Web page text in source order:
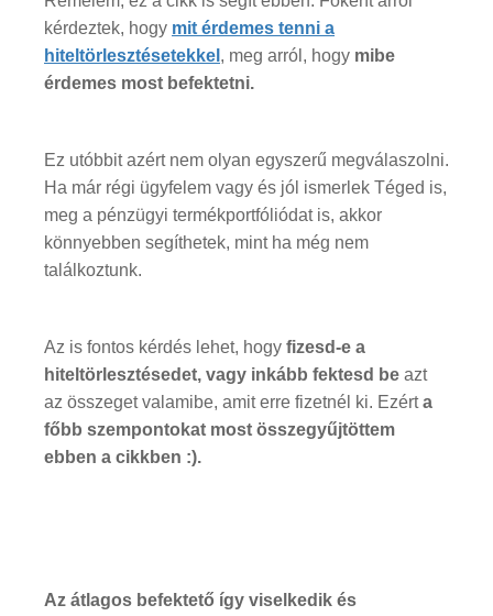
kérdeztek, hogy mit érdemes tenni a
hiteltörlesztésetekkel , meg arról, hogy mibe
érdemes most befektetni.
Ez utóbbit azért nem olyan egyszerű megválaszolni.
Ha már régi ügyfelem vagy és jól ismerlek Téged is,
meg a pénzügyi termékportfóliódat is, akkor
könnyebben segíthetek, mint ha még nem
találkoztunk.
Az is fontos kérdés lehet, hogy fizesd-e a
hiteltörlesztésedet, vagy inkább fektesd be azt
az összeget valamibe, amit erre fizetnél ki. Ezérta
főbb szempontokat most összegyűjtöttem
ebben a cikkben :).
Az átlagos befektető így viselkedik és